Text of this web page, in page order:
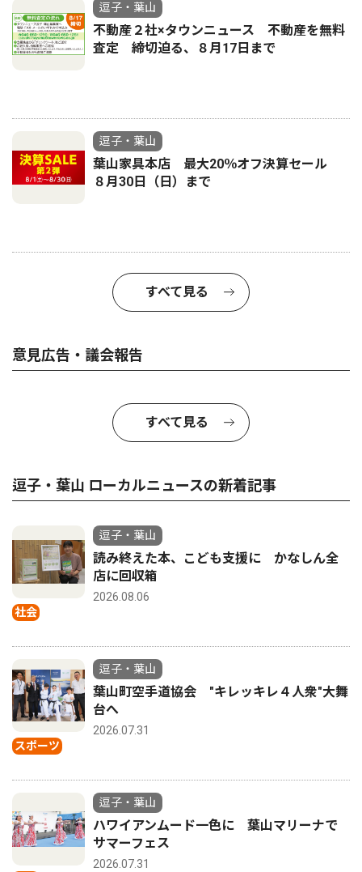
逗子・葉山
不動産２社×タウンニュース 不動産を無料
査定 締切迫る、８月17日まで
逗子・葉山
葉山家具本店 最大20％オフ決算セール
８月30日（日）まで
すべて見る
意見広告・議会報告
すべて見る
逗子・葉山 ローカルニュースの新着記事
社会
逗子・葉山
読み終えた本、こども支援に かなしん全
店に回収箱
2026.08.06
スポーツ
逗子・葉山
葉山町空手道協会 "キレッキレ４人衆"大舞
台へ
2026.07.31
逗子・葉山
ハワイアンムード一色に 葉山マリーナで
サマーフェス
2026.07.31